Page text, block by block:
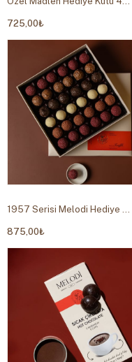
725,00₺
1957 Serisi Melodi Hediye Trüf Çikolata 490g
875,00₺